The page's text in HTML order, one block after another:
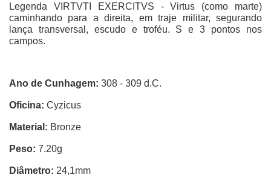
Legenda VIRTVTI EXERCITVS - Virtus (como marte)
caminhando para a direita, em traje militar, segurando
lança transversal, escudo e troféu. S e 3 pontos nos
campos.
Ano de Cunhagem: 308 - 309 d.C.
Oficina: Cyzicus
Material: Bronze
Peso: 7.20g
Diâmetro: 24,1mm